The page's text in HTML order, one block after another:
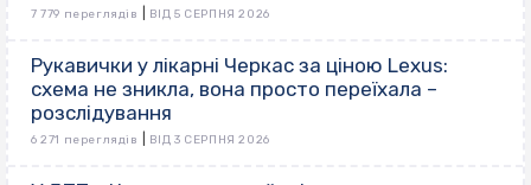
7 779 переглядів ВІД 5 СЕРПНЯ 2026
Рукавички у лікарні Черкас за ціною Lexus:
схема не зникла, вона просто переїхала –
розслідування
6 271 переглядів ВІД 3 СЕРПНЯ 2026